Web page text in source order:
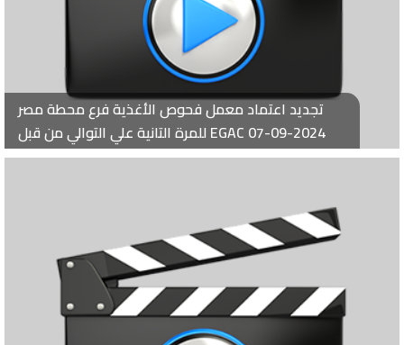
تجديد اعتماد معمل فحوص الأغذية فرع محطة مصر
للمرة التانية علي التوالي من قبل EGAC 07-09-2024